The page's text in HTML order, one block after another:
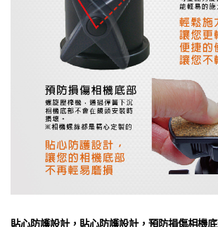
貼心防護設計，貼心防護設計，預防損傷相機